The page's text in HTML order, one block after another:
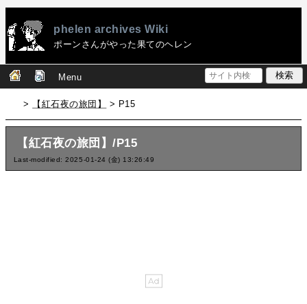
phelen archives Wiki
ポーンさんがやった果てのヘレン
Menu
> 【紅石夜の旅団】 > P15
【紅石夜の旅団】/P15
Last-modified: 2025-01-24 (金) 13:26:49